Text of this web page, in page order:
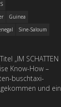
Guinea
Sine-Saloum
„IM SCHATTEN
Know-How –
buschtaxi-
und ein